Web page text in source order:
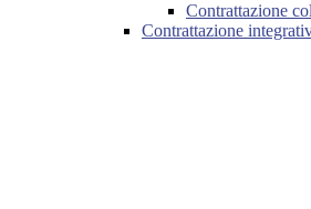
Contrattazione
Contrattazione